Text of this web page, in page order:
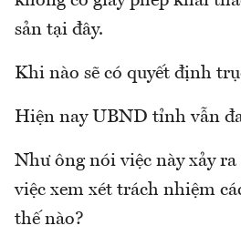
sản tại đây.
Khi nào sẽ có quyết định
Hiện nay UBND tỉnh vẫn
Như ông nói việc này xảy
việc xem xét trách nhiệm
thế nào?